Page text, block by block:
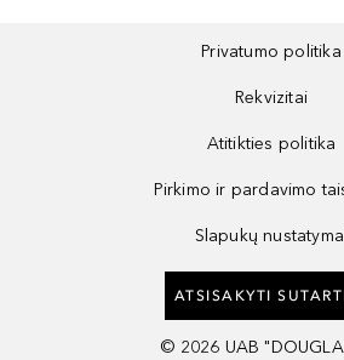
Privatumo politika
Rekvizitai
Atitikties politika
Pirkimo ir pardavimo
Slapukų
ATSISAKYTI
© 2026 UAB